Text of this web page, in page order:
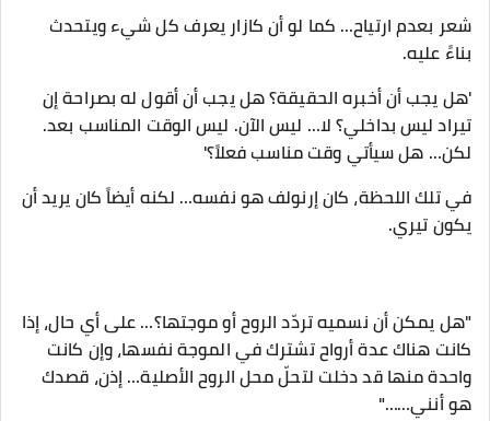
شعر بعدم ارتياح… كما لو أن كازار يعرف كل شيء ويتحدث
بناءً عليه.
'هل يجب أن أخبره الحقيقة؟ هل يجب أن أقول له بصراحة إن
تيراد ليس بداخلي؟ لا… ليس الآن. ليس الوقت المناسب بعد.
لكن… هل سيأتي وقت مناسب فعلاً؟'
في تلك اللحظة، كان إرنولف هو نفسه… لكنه أيضاً كان يريد أن
يكون تيري.
"هل يمكن أن نسميه تردّد الروح أو موجتها؟… على أي حال، إذا
كانت هناك عدة أرواح تشترك في الموجة نفسها، وإن كانت
واحدة منها قد دخلت لتحلّ محل الروح الأصلية… إذن، قصدك
هو أنني……"